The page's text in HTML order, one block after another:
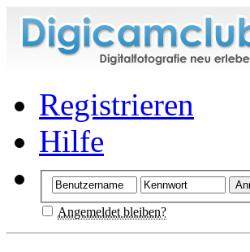
Registrieren
Hilfe
Angemeldet bleiben?